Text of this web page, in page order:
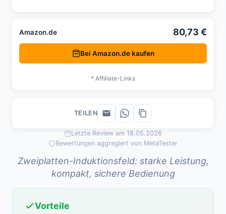
Letzte Review am 18.05.2026
Bewertungen aggregiert von MetaTester
Zweiplatten-Induktionsfeld: starke Leistung,
kompakt, sichere Bedienung
Vorteile
Amazon.de 80,73 €
Bei Amazon.de kaufen
* Affiliate-Links
TEILEN